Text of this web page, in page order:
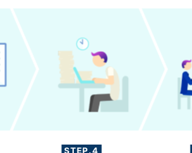
STEP.4